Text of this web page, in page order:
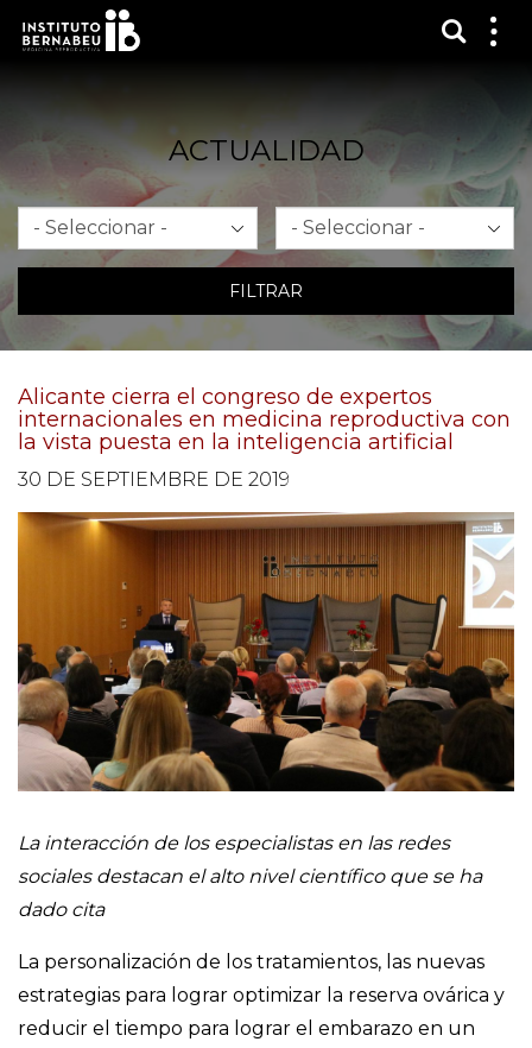
ACTUALIDAD
Mes Año
FILTRAR
Alicante cierra el congreso de expertos
internacionales en medicina reproductiva con
la vista puesta en la inteligencia artificial
30 DE SEPTIEMBRE DE 2019
La interacción de los especialistas en las redes
sociales destacan el alto nivel científico que se ha
dado cita
La personalización de los tratamientos, las nuevas
estrategias para lograr optimizar la reserva ovárica y
reducir el tiempo para lograr el embarazo en un